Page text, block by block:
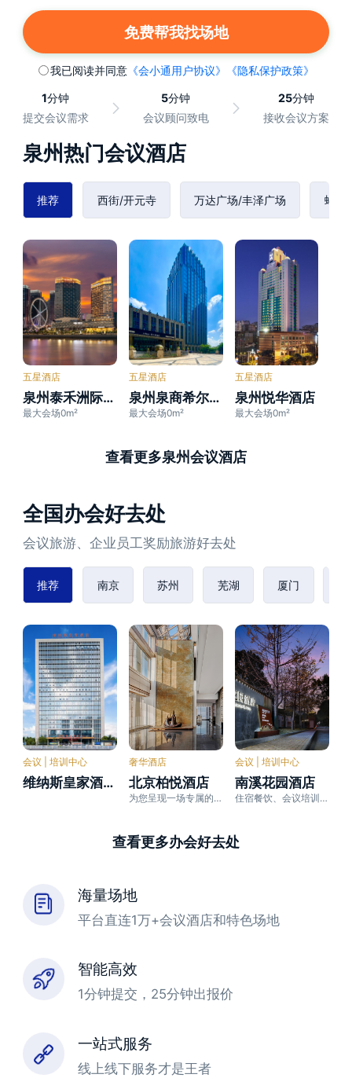
免费帮我找场地
我已阅读并同意《会小通用户协议》 《隐私保护政策》
1分钟
提交会议需求
5分钟
会议顾问致电
25分钟
接收会议方案
泉州热门会议酒店
推荐 西街/开元寺 万达广场/丰泽广场 蟳埔
五星酒店
泉州泰禾洲际酒店
最大会场0m²
五星酒店
泉州泉商希尔顿酒店
最大会场0m²
五星酒店
泉州悦华酒店
最大会场0m²
查看更多泉州会议酒店
全国办会好去处
会议旅游、企业员工奖励旅游好去处
推荐 南京 苏州 芜湖 厦门
会议 | 培训中心
维纳斯皇家酒店(南宁高铁东站山姆会员店)
奢华酒店
北京柏悦酒店
为您呈现一场专属的非凡探索之旅
会议 | 培训中心
南溪花园酒店
住宿餐饮、会议培训、休闲度假、疗养休养为一体的综合型酒店
查看更多办会好去处
海量场地
平台直连1万+会议酒店和特色场地
智能高效
1分钟提交，25分钟出报价
一站式服务
线上线下服务才是王者